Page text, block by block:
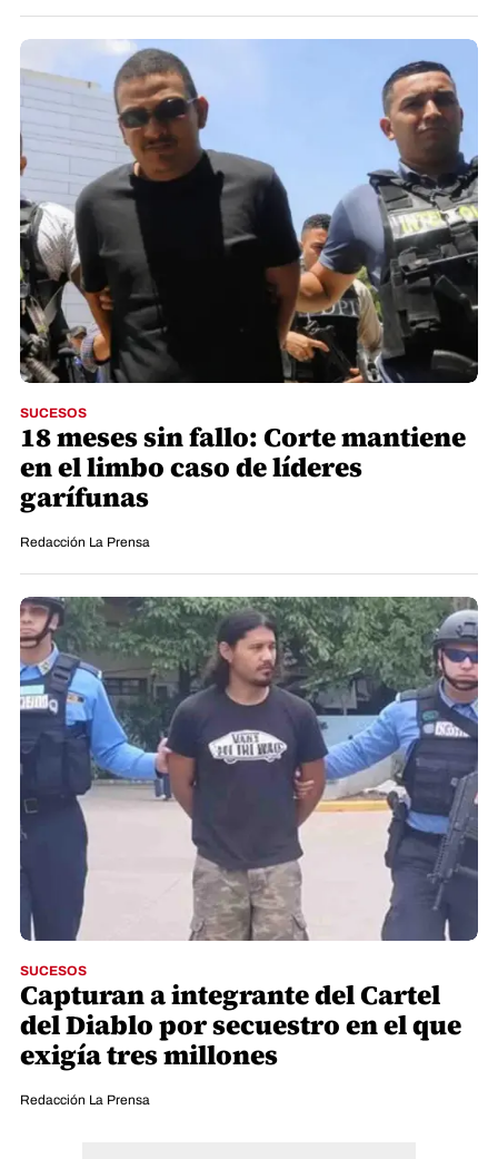
SUCESOS
18 meses sin fallo: Corte mantiene
en el limbo caso de líderes
garífunas
Redacción La Prensa
SUCESOS
Capturan a integrante del Cartel
del Diablo por secuestro en el que
exigía tres millones
Redacción La Prensa